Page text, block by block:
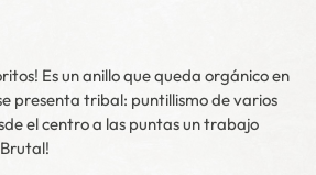
Es un anillo que queda orgánico en
presenta tribal: puntillismo de varios
el centro a las puntas un trabajo